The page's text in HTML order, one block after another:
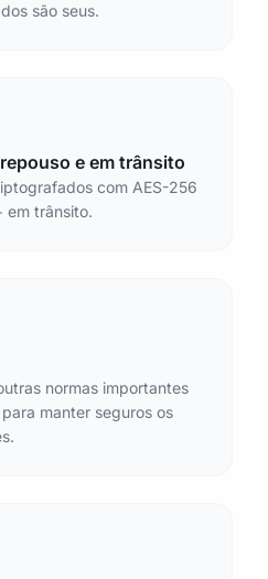
são seus.
e em trânsito
com AES-256
em trânsito.
normas importantes
manter seguros os